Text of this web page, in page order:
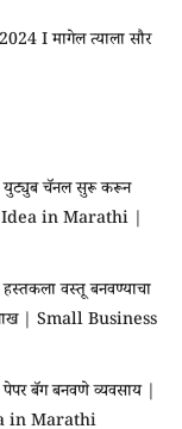
I मागेल त्याला सौर
युट्युब चॅनल सुरू करून
Idea in Marathi |
वस्तू बनवण्याचा
| Small Business
बॅग बनवणे व्यवसाय |
in Marathi